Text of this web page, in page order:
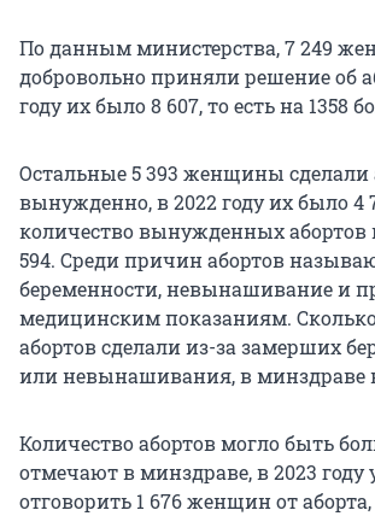
По данным министерства, 7 249
добровольно приняли решение об
году их было 8 607, то есть на 1358
Остальные 5 393 женщины сделали
вынужденно, в 2022 году их было 4
количество вынужденных абортов
594. Среди причин абортов
беременности, невынашивание и
медицинским показаниям.
абортов сделали из-за замерших
или невынашивания, в минздраве
Количество абортов могло быть
отмечают в минздраве, в 2023 году
отговорить 1 676 женщин от аборта,